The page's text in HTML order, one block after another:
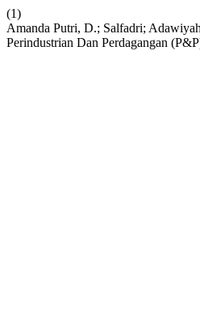
(1)
Amanda Putri, D.; Salfadri;
Perindustrian Dan Perdagangan